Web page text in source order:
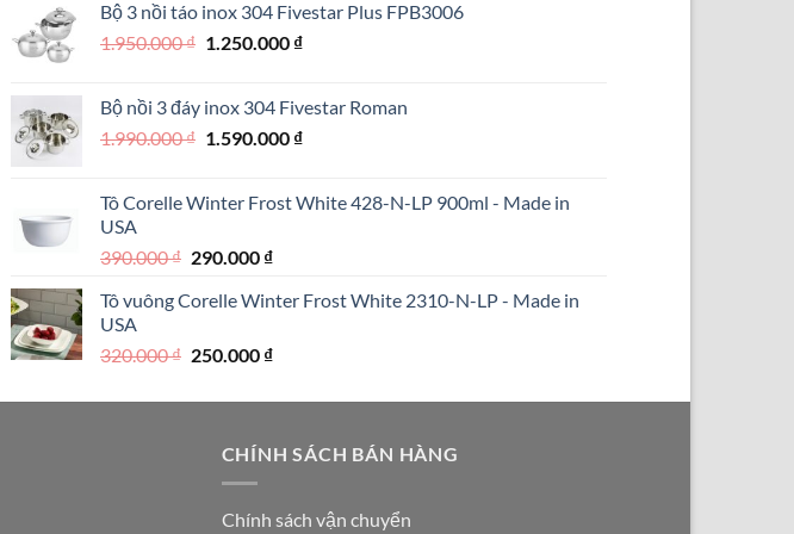
890.000 ₫.là:
690.000 ₫.
Bộ 3 nồi táo inox 304 Fivestar Plus FPB3006
1.950.000₫ Giá
1.950.000 ₫.
1.250.000 ₫Giá
là:
1.250.000 ₫.
Bộ nồi 3 đáy inox 304 Fivestar Roman
1.990.000₫ Giá
1.990.000 ₫.
1.590.000 ₫Giá
là:
Tô Corelle Winter Frost White 428-N-LP 900ml - Made in
USA
390.000₫ Giá
là:
290.000 ₫Giá
tại
290.000 ₫.
Tô vuông Corelle Winter Frost White 2310-N-LP - Made in
USA
320.000₫ Giá
là:
250.000 ₫Giá
tại
250.000 ₫.
CHÍNH SÁCH BÁN HÀNG
Chính sách vận chuyển